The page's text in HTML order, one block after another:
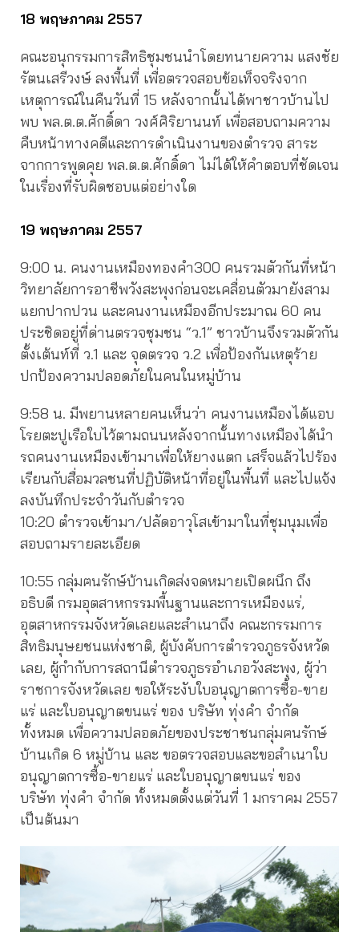
18 พฤษภาคม 2557
คณะอนุกรรมการสิทธิชุมชนนำโดยทนายความ แสงชัย
รัตนเสรีวงษ์ ลงพื้นที่ เพื่อตรวจสอบข้อเท็จจริงจาก
เหตุการณ์ในคืนวันที่ 15 หลังจากนั้นได้พาชาวบ้านไป
พบ พล.ต.ต.ศักดิ์ดา วงศ์ศิริยานนท์ เพื่อสอบถามความ
คืบหน้าทางคดีและการดำเนินงานของตำรวจ สาระ
จากการพูดคุย พล.ต.ต.ศักดิ์ดา ไม่ได้ให้คำตอบที่ชัดเจน
ในเรื่องที่รับผิดชอบแต่อย่างใด
19 พฤษภาคม 2557
9:00 น. คนงานเหมืองทองคำ300 คนรวมตัวกันที่หน้า
วิทยาลัยการอาชีพวังสะพุงก่อนจะเคลื่อนตัวมายังสาม
แยกปากปวน และคนงานเหมืองอีกประมาณ 60 คน
ประชิดอยู่ที่ด่านตรวจชุมชน “ว.1” ชาวบ้านจึงรวมตัวกัน
ตั้งเต้นท์ที่ ว.1 และ จุดตรวจ ว.2 เพื่อป้องกันเหตุร้าย
ปกป้องความปลอดภัยในคนในหมู่บ้าน
9:58 น. มีพยานหลายคนเห็นว่า คนงานเหมืองได้แอบ
โรยตะปูเรือใบไว้ตามถนนหลังจากนั้นทางเหมืองได้นำ
รถคนงานเหมืองเข้ามาเพื่อให้ยางแตก เสร็จแล้วไปร้อง
เรียนกับสื่อมวลชนที่ปฏิบัติหน้าที่อยู่ในพื้นที่ และไปแจ้ง
ลงบันทึกประจำวันกับตำรวจ
10:20 ตำรวจเข้ามา/ปลัดอาวุโสเข้ามาในที่ชุมนุมเพื่อ
สอบถามรายละเอียด
10:55 กลุ่มฅนรักษ์บ้านเกิดส่งจดหมายเปิดผนึก ถึง
อธิบดี กรมอุตสาหกรรมพื้นฐานและการเหมืองแร่,
อุตสาหกรรมจังหวัดเลยและสำเนาถึง คณะกรรมการ
สิทธิมนุษยชนแห่งชาติ, ผู้บังคับการตำรวจภูธรจังหวัด
เลย, ผู้กำกับการสถานีตำรวจภูธรอำเภอวังสะพุง, ผู้ว่า
ราชการจังหวัดเลย ขอให้ระงับใบอนุญาตการซื้อ-ขาย
แร่ และใบอนุญาตขนแร่ ของ บริษัท ทุ่งคำ จำกัด
ทั้งหมด เพื่อความปลอดภัยของประชาชนกลุ่มฅนรักษ์
บ้านเกิด 6 หมู่บ้าน และ ขอตรวจสอบและขอสำเนาใบ
อนุญาตการซื้อ-ขายแร่ และใบอนุญาตขนแร่ ของ
บริษัท ทุ่งคำ จำกัด ทั้งหมดตั้งแต่วันที่ 1 มกราคม 2557
เป็นต้นมา